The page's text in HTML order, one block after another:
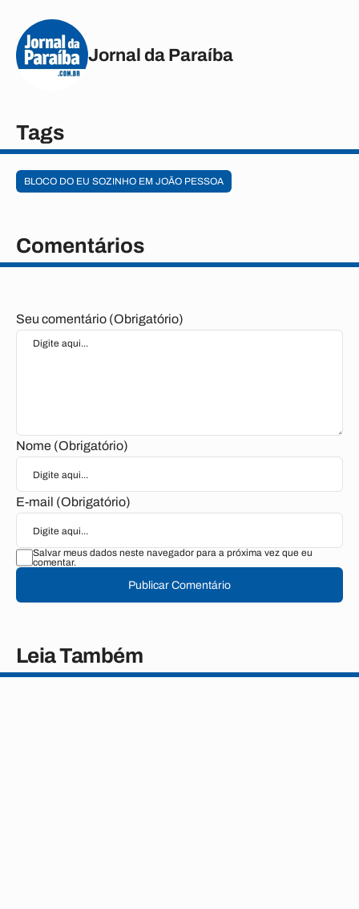
Jornal da Paraíba
Tags
BLOCO DO EU SOZINHO EM JOÃO PESSOA
Comentários
Seu comentário (Obrigatório)
Nome (Obrigatório)
E-mail (Obrigatório)
Salvar meus dados neste navegador para a próxima vez que eu
comentar.
Publicar Comentário
Leia Também